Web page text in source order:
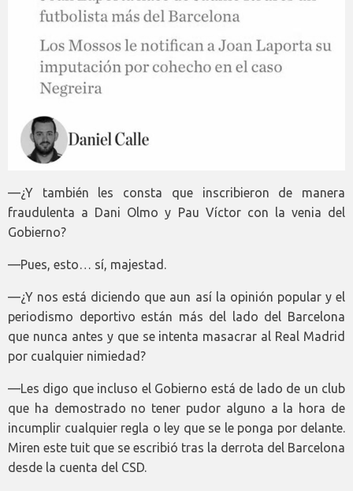
—¿Y también les consta que inscribieron de manera
fraudulenta a Dani Olmo y Pau Víctor con la venia del
Gobierno?
—Pues, esto… sí, majestad.
—¿Y nos está diciendo que aun así la opinión popular y el
periodismo deportivo están más del lado del Barcelona
que nunca antes y que se intenta masacrar al Real Madrid
por cualquier nimiedad?
—Les digo que incluso el Gobierno está de lado de un club
que ha demostrado no tener pudor alguno a la hora de
incumplir cualquier regla o ley que se le ponga por delante.
Miren este tuit que se escribió tras la derrota del Barcelona
desde la cuenta del CSD.